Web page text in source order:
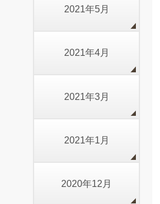
2021年5月
2021年4月
2021年3月
2021年1月
2020年12月